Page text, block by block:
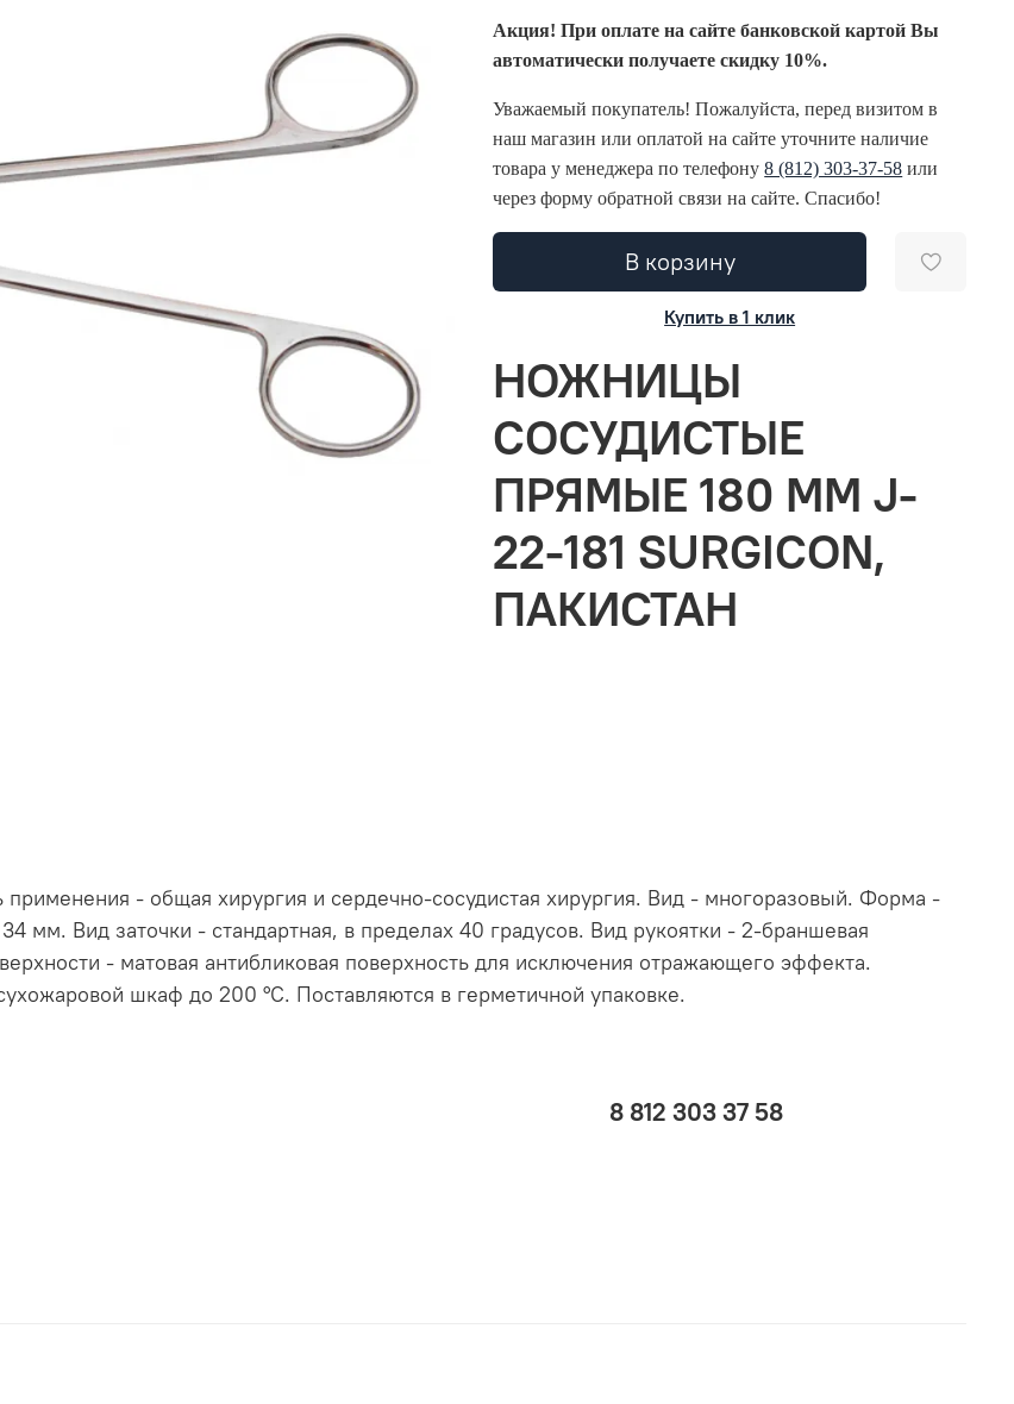
Акция! При оплате на сайте банковской картой Вы
автоматически получаете скидку 10%.
Уважаемый покупатель! Пожалуйста, перед визитом в
наш магазин или оплатой на сайте уточните наличие
товара у менеджера по телефону8 (812) 303-37-58 или
через форму обратной связи на сайте. Спасибо!
В корзину
Купить в 1 клик
НОЖНИЦЫ
СОСУДИСТЫЕ
ПРЯМЫЕ 180 ММ J-
22-181 SURGICON,
ПАКИСТАН
- общая хирургия и сердечно-сосудистая хирургия. Вид - многоразовый. Форма -
мм. Вид заточки - стандартная, в пределах 40 градусов. Вид рукоятки - 2-браншевая
- матовая антибликовая поверхность для исключения отражающего эффекта.
шкаф до 200 °С. Поставляются в герметичной упаковке.
8 812 303 37 58